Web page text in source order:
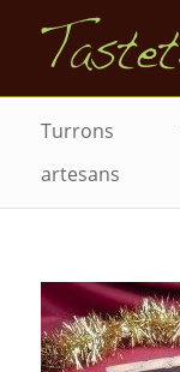
Turrons
artesans